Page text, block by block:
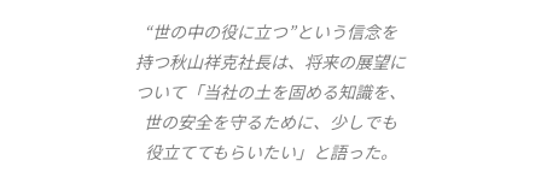
“世の中の役に立つ”という信念を
持つ秋山祥克社長は、将来の展望に
ついて「当社の土を固める知識を、
世の安全を守るために、少しでも
役立ててもらいたい」と語った。